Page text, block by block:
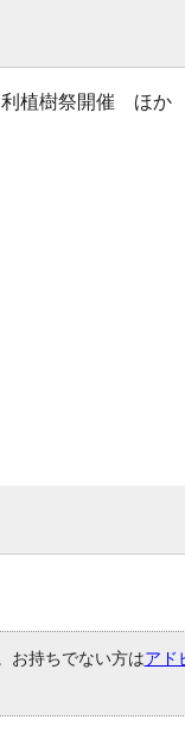
利植樹祭開催 ほか
お持ちでない方はアド